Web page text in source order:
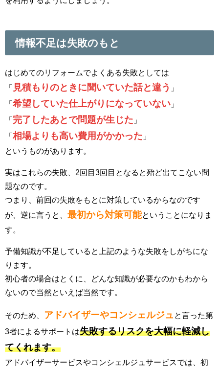
情報不足は失敗のもと
はじめてのリフォームでよくある失敗としては
「
見積もりのときに聞いていた話と違う 」
「 希望していた仕上がりになっていない 」
「 完了したあとで問題が生じた 」
「 相場よりも高い費用がかかった 」
というものがあります。
実はこれらの失敗、2回目3回目となると殆ど出てこない問
題なのです。
つまり、前回の失敗をもとに対策しているからなのです
が、逆に言うと、 最初から対策可能ということになりま
す。
予備知識が不足していると上記のような失敗をしがちにな
ります。
初心者の場合はとくに、どんな知識が必要なのかもわから
ないので当然といえば当然です。
そのため、 アドバイザーやコンシェルジュ と言った第
3者によるサポートは失敗するリスクを大幅に軽減し
てくれます。
アドバイザーサービスやコンシェルジュサービスでは、初